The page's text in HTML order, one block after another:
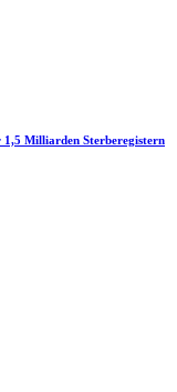
Milliarden Sterberegistern